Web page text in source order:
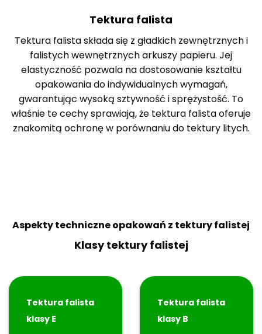
Tektura falista
Tektura falista składa się z gładkich zewnętrznych i
falistych wewnętrznych arkuszy papieru. Jej
elastyczność pozwala na dostosowanie kształtu
opakowania do indywidualnych wymagań,
gwarantując wysoką sztywność i sprężystość. To
właśnie te cechy sprawiają, że tektura falista oferuje
znakomitą ochronę w porównaniu do tektury litych.
Aspekty techniczne opakowań z tektury falistej
Klasy tektury falistej
Tektura falista
klasy E
Tektura falista
klasy B